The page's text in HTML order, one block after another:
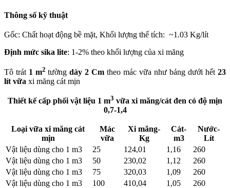
Thông số kỹ thuật
Gốc: Chất hoạt động bề mặt, Khối lượng thể tích: ~1.03 Kg/lít
Định mức sika lite: 1-2% theo khối lượng của xi măng
Tô trát 1 m2 tường dày 2 Cm theo mác vữa như bảng dưới hết 23
lít vữa xi măng cát mịn
Thiết kế cấp phối vật liệu 1 m3 vữa xi măng/cát đen có độ mịn
0,7-1,4
Loại vữa xi măng cát
mịn
Mác
vữa
Xi măng-
Kg
Cát-
m3
Nước-
Lít
Vật liệu dùng cho 1 m3
25 124,01 1,16
260
Vật liệu dùng cho 1 m3
50 230,02 1,12
260
Vật liệu dùng cho 1 m3
75 320,03 1,09
260
Vật liệu dùng cho 1 m3
100 410,04 1,05 260